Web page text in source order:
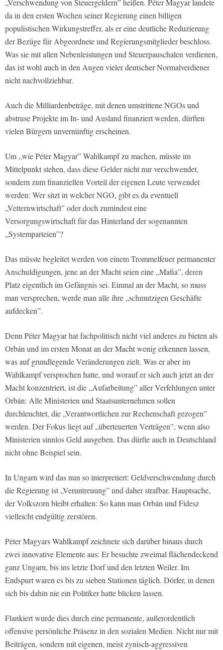
„Verschwendung von Steuergeldern” heißen. Péter Magyar landete
da in den ersten Wochen seiner Regierung einen billigen
populistischen Wirkungstreffer, als er eine deutliche Reduzierung
der Bezüge für Abgeordnete und Regierungsmitglieder beschloss.
Was sie mit allen Nebenleistungen und Steuerpauschalen verdienen,
das ist wohl auch in den Augen vieler deutscher Normalverdiener
nicht nachvollziehbar.
Auch die Milliardenbeträge, mit denen umstrittene NGOs und
abstruse Projekte im In- und Ausland finanziert werden, dürften
vielen Bürgern unvernünftig erscheinen.
Um „wie Péter Magyar” Wahlkampf zu machen, müsste im
Mittelpunkt stehen, dass diese Gelder nicht nur verschwendet,
sondern zum finanziellen Vorteil der eigenen Leute verwendet
werden: Wer sitzt in welcher NGO, gibt es da eventuell
„Vetternwirtschaft” oder doch zumindest eine
Versorgungswirtschaft für das Hinterland der sogenannten
„Systemparteien”?
Das müsste begleitet werden von einem Trommelfeuer permanenter
Anschuldigungen, jene an der Macht seien eine „Mafia”, deren
Platz eigentlich im Gefängnis sei. Einmal an der Macht, so muss
man versprechen, werde man alle ihre „schmutzigen Geschäfte
aufdecken”.
Denn Péter Magyar hat fachpolitisch nicht viel anderes zu bieten als
Orbán und im ersten Monat an der Macht wenig erkennen lassen,
was auf grundlegende Veränderungen zielt. Was er aber im
Wahlkampf versprochen hatte, und worauf er sich auch jetzt an der
Macht konzentriert, ist die „Aufarbeitung” aller Verfehlungen unter
Orbán: Alle Ministerien und Staatsunternehmen sollen
durchleuchtet, die „Verantwortlichen zur Rechenschaft gezogen”
werden. Der Fokus liegt auf „überteuerten Verträgen”, wenn also
Ministerien sinnlos Geld ausgeben. Das dürfte auch in Deutschland
nicht ohne Beispiel sein.
In Ungarn wird das nun so interpretiert: Geldverschwendung durch
die Regierung ist „Veruntreuung” und daher strafbar. Hauptsache,
der Volkszorn bleibt erhalten: So kann man Orbán und Fidesz
vielleicht endgültig zerstören.
Péter Magyars Wahlkampf zeichnete sich darüber hinaus durch
zwei innovative Elemente aus: Er besuchte zweimal flächendeckend
ganz Ungarn, bis ins letzte Dorf und den letzten Weiler. Im
Endspurt waren es bis zu sieben Stationen täglich. Dörfer, in denen
sich bis dahin nie ein Politiker hatte blicken lassen.
Flankiert wurde dies durch eine permanente, außerordentlich
offensive persönliche Präsenz in den sozialen Medien. Nicht nur mit
Beiträgen, sondern mit eigenen, meist zynisch-aggressiven